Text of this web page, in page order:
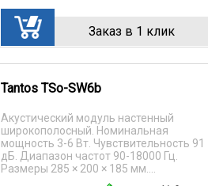
Заказ в 1 клик
Tantos TSo-SW6b
Акустический модуль настенный
широкополосный. Номинальная
мощность 3-6 Вт. Чувствительность 91
дБ. Диапазон частот 90-18000 Гц.
Размеры 285 × 200 × 185 мм....